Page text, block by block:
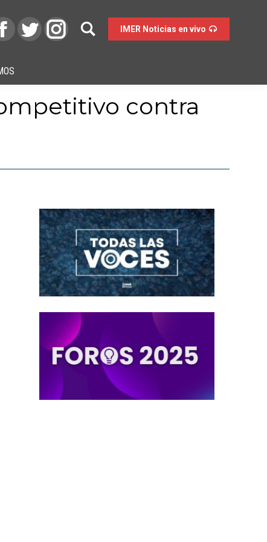
IMER Noticias en vivo
contra